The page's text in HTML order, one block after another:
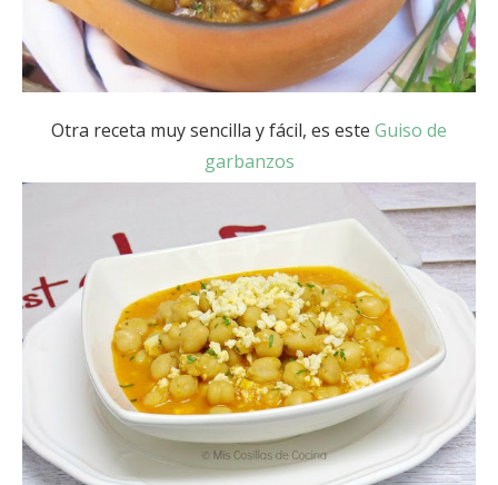
Otra receta muy sencilla y fácil, es este Guiso de
garbanzos